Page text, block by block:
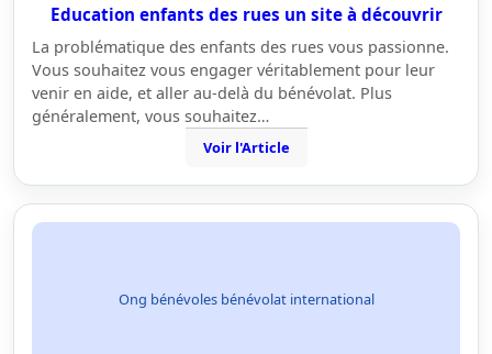
Education enfants des rues un site à découvrir
La problématique des enfants des rues vous passionne.
Vous souhaitez vous engager véritablement pour leur
venir en aide, et aller au-delà du bénévolat. Plus
généralement, vous souhaitez…
Voir l'Article
Ong bénévoles bénévolat international